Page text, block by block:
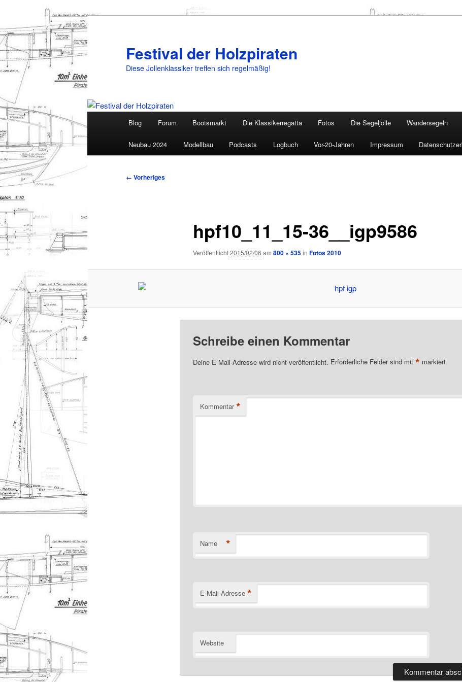
Festival der Holzpiraten
Diese Jollenklassiker treffen sich regelmäßig!
Zum
primären
Inhalt
Blog Forum Bootsmarkt Die Klassikerregatta Fotos Die Segeljolle Wandersegeln
Neubau 2024 Modellbau Podcasts Logbuch Vor-20-Jahren Impressum
Bilder-
← Vorheriges
hpf10_11_15-36__igp9586
Veröffentlicht2015/02/06 am 800 × 535in Fotos 2010
Schreibe einen Kommentar
Deine E-Mail-Adresse wird nicht veröffentlicht. Erforderliche Felder sind mit * markiert
Kommentar *
Name *
E-Mail-Adresse *
Website